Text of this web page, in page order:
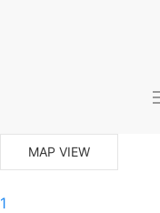
MAP VIEW
1